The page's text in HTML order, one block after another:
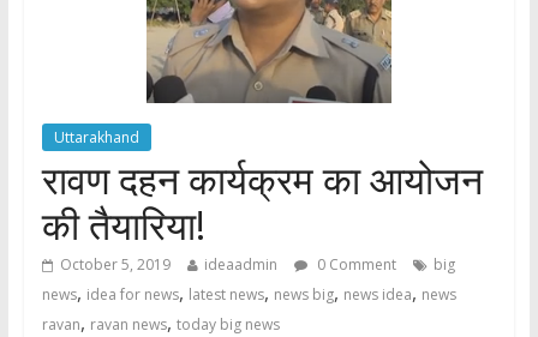
Uttarakhand
रावण दहन कार्यक्रम का आयोजन
की तैयारिया!
October 5, 2019 ideaadmin 0 Comment
big
news, idea for news, latest news, news big, news idea, news
ravan, ravan news, today big news